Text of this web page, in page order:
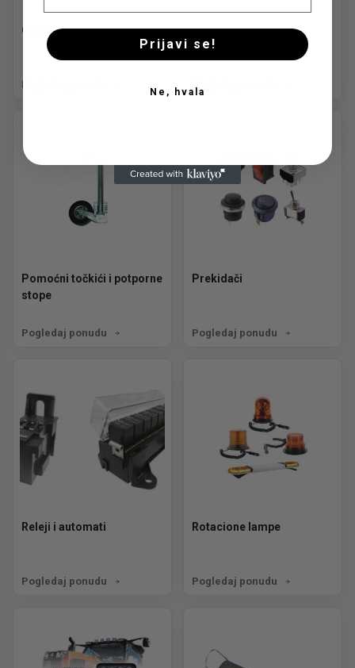
Ostali delovi
Pogledaj ponudu
Pakne i disk pločice
Pogledaj ponudu
Pomoćni točkići i potporne
stope
Pogledaj ponudu
Prekidači
Pogledaj ponudu
Releji i automati
Pogledaj ponudu
Rotacione lampe
Pogledaj ponudu
Prijavi se!
Ne, hvala